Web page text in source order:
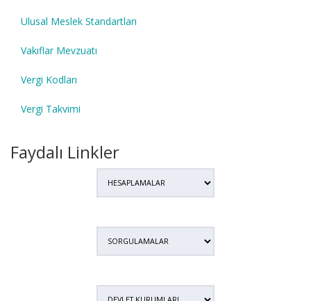
Ulusal Meslek Standartları
Vakıflar Mevzuatı
Vergi Kodları
Vergi Takvimi
Faydalı Linkler